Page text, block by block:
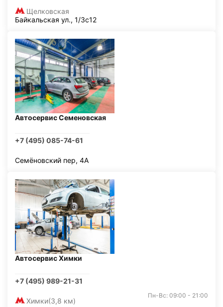
Щелковская
Байкальская ул., 1/3с12
Автосервис Семеновская
+7 (495) 085-74-61
Семёновский пер, 4А
Автосервис Химки
+7 (495) 989-21-31
Химки(3,8 км)
Пн-Вс: 09:00 - 21:00